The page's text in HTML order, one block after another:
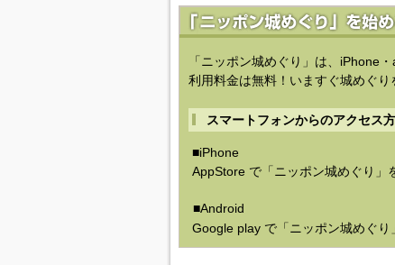
「ニッポン城めぐり」は、iPhone
利用料金は無料！いますぐ城めぐり
スマートフォンからのアクセス
■iPhone
AppStore で「ニッポン城めぐり」
■Android
Google play で「ニッポン城めぐり